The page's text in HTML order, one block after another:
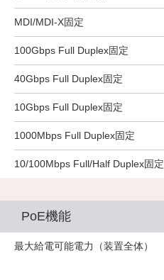
MDI/MDI-X固定
100Gbps Full Duplex固定
40Gbps Full Duplex固定
10Gbps Full Duplex固定
1000Mbps Full Duplex固定
10/100Mbps Full/Half Duplex固定
○
－
－
○
○
○ ○
PoE機能
最大給電可能電力（装置全体）
720W 500W